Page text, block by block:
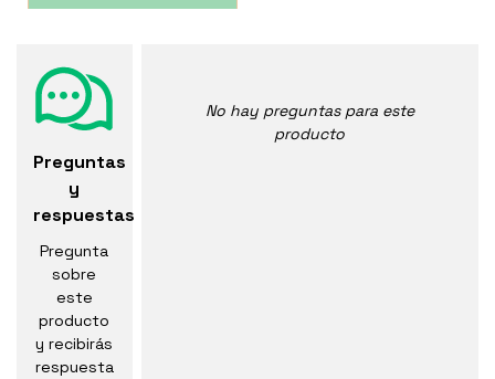
Preguntas
y
respuestas
Pregunta
sobre
este
producto
y recibirás
respuesta
No hay preguntas para este
producto